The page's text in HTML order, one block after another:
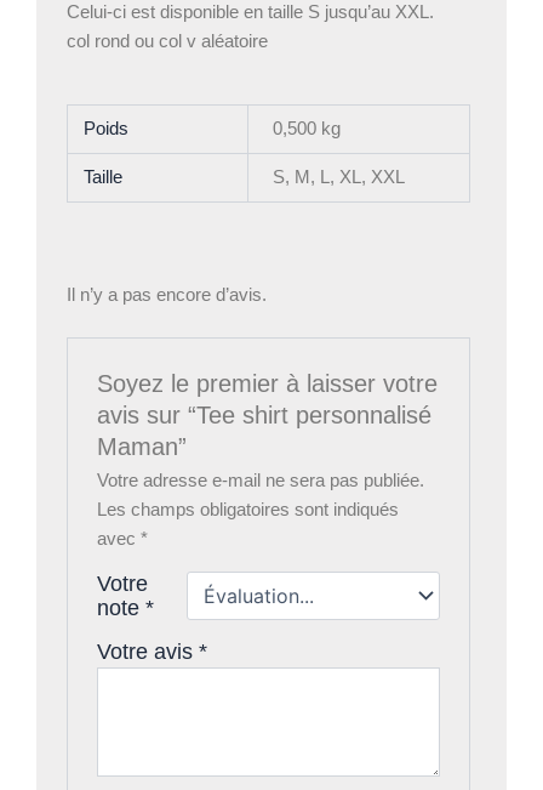
Celui-ci est disponible en taille S jusqu’au XXL.
col rond ou col v aléatoire
Poids 0,500 kg
Taille S, M, L, XL, XXL
Il n’y a pas encore d’avis.
Soyez le premier à laisser votre
avis sur “Tee shirt personnalisé
Maman”
Votre adresse e-mail ne sera pas publiée.
Les champs obligatoires sont indiqués
avec*
Votre
note*
Votre avis*